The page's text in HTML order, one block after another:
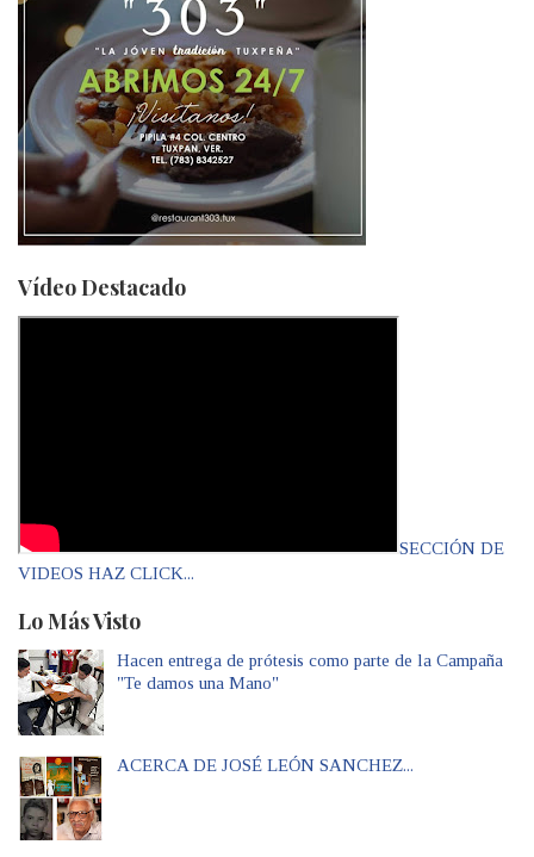
Vídeo Destacado
SECCIÓN DE
VIDEOS HAZ CLICK...
Lo Más Visto
Hacen entrega de prótesis como parte de la Campaña
"Te damos una Mano"
ACERCA DE JOSÉ LEÓN SANCHEZ...